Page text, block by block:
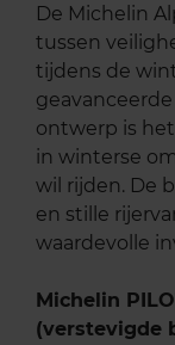
De Michelin
tussen
tijdens de
ontwerp is
in winterse
wil rijden. De
en stille
waardevolle
Michelin
(verstevigde